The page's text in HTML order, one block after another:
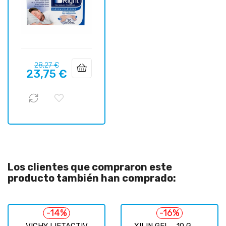
Precio
regular
28,27 €Precio
23,75 €
Los clientes que compraron este
producto también han comprado:
-14% -16%